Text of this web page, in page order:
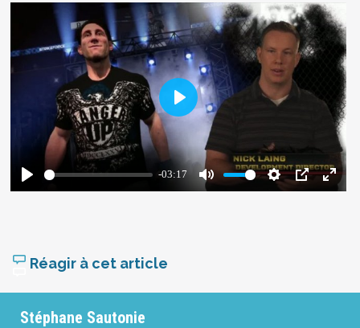
Réagir à cet article
Stéphane Sautonie